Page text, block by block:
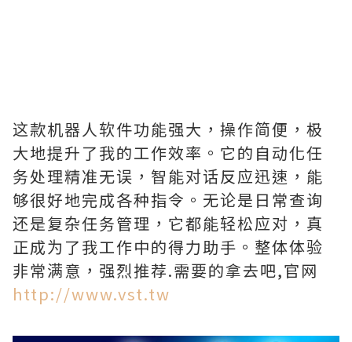
这款机器人软件功能强大，操作简便，极
大地提升了我的工作效率。它的自动化任
务处理精准无误，智能对话反应迅速，能
够很好地完成各种指令。无论是日常查询
还是复杂任务管理，它都能轻松应对，真
正成为了我工作中的得力助手。整体体验
非常满意，强烈推荐.需要的拿去吧,官网
http://www.vst.tw